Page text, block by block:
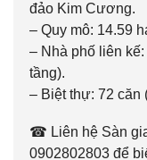
đảo Kim Cương.
– Quy mô: 14.59
– Nhà phố liên
tầng).
– Biệt thự: 72 căn
☎ Liên hệ Sàn
0902802803 để